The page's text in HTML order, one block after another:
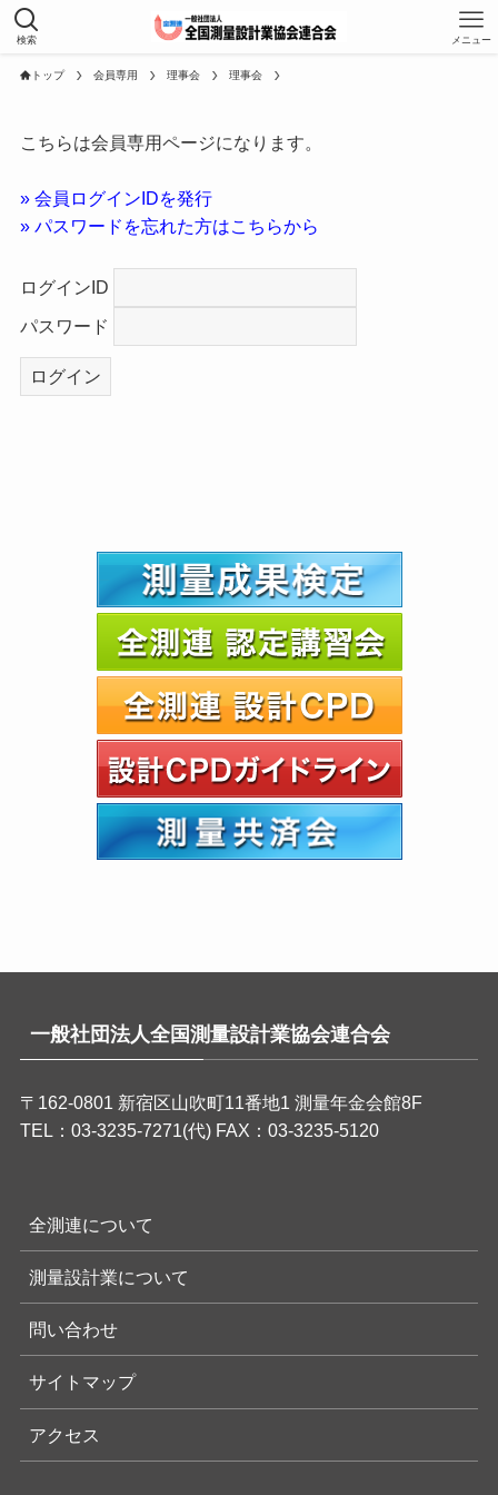
検索 メニュー
トップ 会員専用 理事会 理事会
こちらは会員専用ページになります。
» 会員ログインIDを発行
» パスワードを忘れた方はこちらから
ログインID
パスワード
一般社団法人全国測量設計業協会連合会
〒162-0801 新宿区山吹町11番地1 測量年金会館8F
TEL：03-3235-7271(代) FAX：03-3235-5120
全測連について
測量設計業について
問い合わせ
サイトマップ
アクセス